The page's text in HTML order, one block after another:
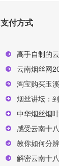
支付方式
高手自制的
云南烟丝网
淘宝购买玉
烟丝讲坛：
中华烟丝烟
感受云南十
教你如何分
解密云南十